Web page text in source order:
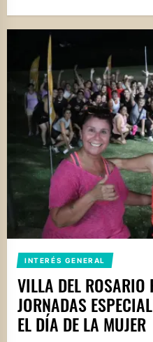
INTERÉS GENERAL
VILLA DEL ROSARIO
JORNADAS
EL DÍA DE LA MUJER